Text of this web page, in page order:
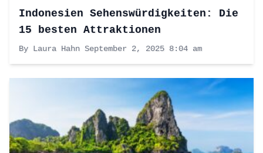
Indonesien Sehenswürdigkeiten: Die
15 besten Attraktionen
By Laura Hahn September 2, 2025 8:04 am